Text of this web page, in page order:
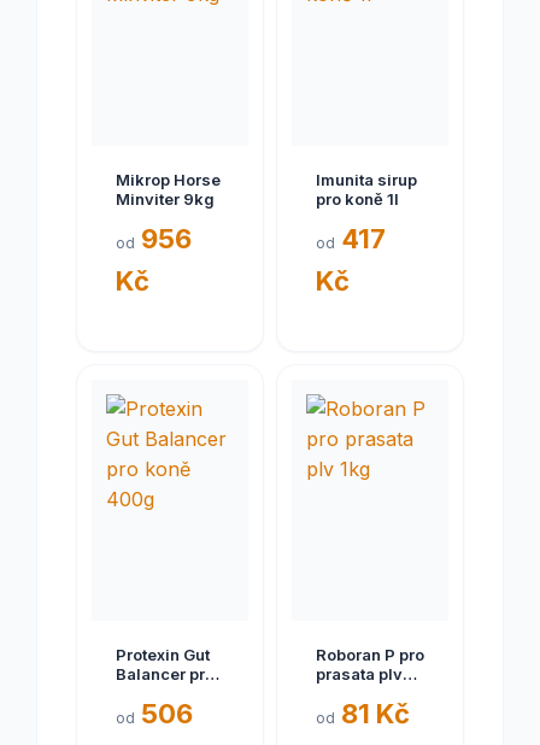
Mikrop Horse
Minviter 9kg
od 956
Kč
Imunita sirup
pro koně 1l
od 417
Kč
Protexin Gut
Balancer pro
od 506
Roboran P pro
prasata plv
od 81 Kč